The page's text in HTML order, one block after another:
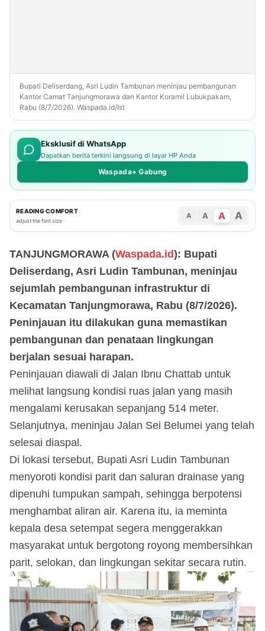
Bupati Deliserdang, Asri Ludin Tambunan meninjau pembangunan
Kantor Camat Tanjungmorawa dan Kantor Koramil Lubukpakam,
Rabu (8/7/2026). Waspada.id/Ist
Eksklusif di WhatsApp
Dapatkan berita terkini langsung di layar HP Anda
Waspada+ Gabung
READING COMFORT
adjust the font size
A A A A
TANJUNGMORAWA (Waspada.id): Bupati
Deliserdang, Asri Ludin Tambunan, meninjau
sejumlah pembangunan infrastruktur di
Kecamatan Tanjungmorawa, Rabu (8/7/2026).
Peninjauan itu dilakukan guna memastikan
pembangunan dan penataan lingkungan
berjalan sesuai harapan.
Peninjauan diawali di Jalan Ibnu Chattab untuk
melihat langsung kondisi ruas jalan yang masih
mengalami kerusakan sepanjang 514 meter.
Selanjutnya, meninjau Jalan Sei Belumei yang telah
selesai diaspal.
Di lokasi tersebut, Bupati Asri Ludin Tambunan
menyoroti kondisi parit dan saluran drainase yang
dipenuhi tumpukan sampah, sehingga berpotensi
menghambat aliran air. Karena itu, ia meminta
kepala desa setempat segera menggerakkan
masyarakat untuk bergotong royong membersihkan
parit, selokan, dan lingkungan sekitar secara rutin.